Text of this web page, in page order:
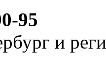
95
и